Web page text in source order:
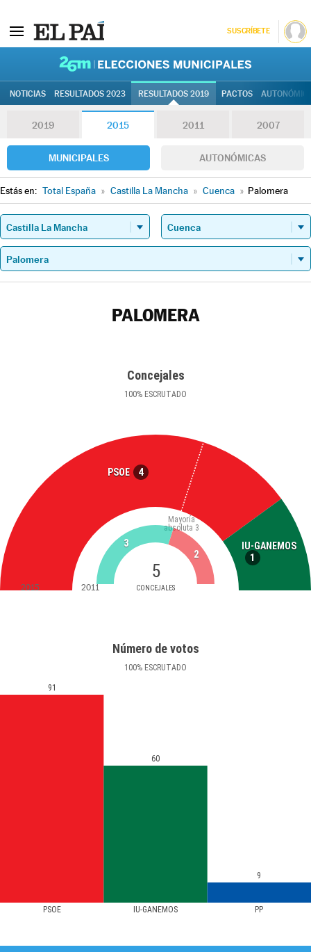
SUSCRÍBETE
NOTICIAS RESULTADOS 2023 RESULTADOS 2019 PACTOS
2019 2015 2011 2007
MUNICIPALES AUTONÓMICAS
Estás en: Total España » Castilla La Mancha » Cuenca » Palomera
PALOMERA
Concejales
100% ESCRUTADO
PSOE 4
IU-GANEMOS
1
5
CONCEJALES
Mayoría
absoluta 3
3
2
2015 2011
Número de votos
100% ESCRUTADO
PSOE IU-GANEMOS PP
91
60
9